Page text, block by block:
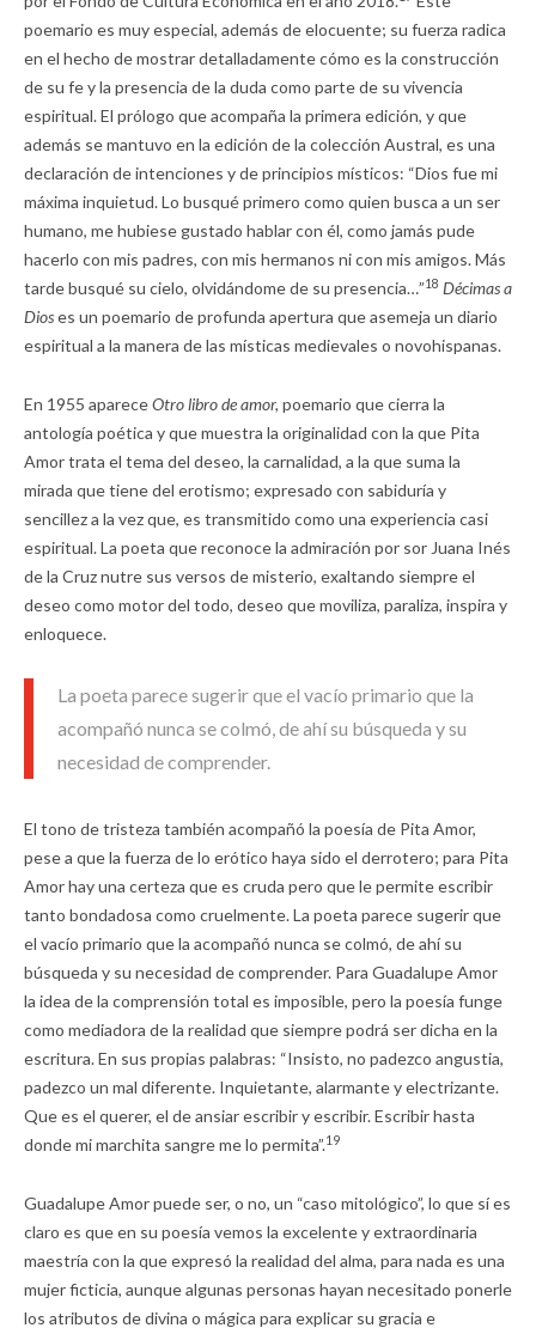
poemario es muy especial, además de elocuente; su fuerza radica
en el hecho de mostrar detalladamente cómo es la construcción
de su fe y la presencia de la duda como parte de su vivencia
espiritual. El prólogo que acompaña la primera edición, y que
además se mantuvo en la edición de la colección Austral, es una
declaración de intenciones y de principios místicos: “Dios fue mi
máxima inquietud. Lo busqué primero como quien busca a un ser
humano, me hubiese gustado hablar con él, como jamás pude
hacerlo con mis padres, con mis hermanos ni con mis amigos. Más
tarde busqué su cielo, olvidándome de su presencia…”18 Décimas a
Dioses un poemario de profunda apertura que asemeja un diario
espiritual a la manera de las místicas medievales o novohispanas.
En 1955 apareceOtro libro de amor, poemario que cierra la
antología poética y que muestra la originalidad con la que Pita
Amor trata el tema del deseo, la carnalidad, a la que suma la
mirada que tiene del erotismo; expresado con sabiduría y
sencillez a la vez que, es transmitido como una experiencia casi
espiritual. La poeta que reconoce la admiración por sor Juana Inés
de la Cruz nutre sus versos de misterio, exaltando siempre el
deseo como motor del todo, deseo que moviliza, paraliza, inspira y
enloquece.
La poeta parece sugerir que el vacío primario que la
acompañó nunca se colmó, de ahí su búsqueda y su
necesidad de comprender.
El tono de tristeza también acompañó la poesía de Pita Amor,
pese a que la fuerza de lo erótico haya sido el derrotero; para Pita
Amor hay una certeza que es cruda pero que le permite escribir
tanto bondadosa como cruelmente. La poeta parece sugerir que
el vacío primario que la acompañó nunca se colmó, de ahí su
búsqueda y su necesidad de comprender. Para Guadalupe Amor
la idea de la comprensión total es imposible, pero la poesía funge
como mediadora de la realidad que siempre podrá ser dicha en la
escritura. En sus propias palabras: “Insisto, no padezco angustia,
padezco un mal diferente. Inquietante, alarmante y electrizante.
Que es el querer, el de ansiar escribir y escribir. Escribir hasta
donde mi marchita sangre me lo permita”.19
Guadalupe Amor puede ser, o no, un “caso mitológico”, lo que sí es
claro es que en su poesía vemos la excelente y extraordinaria
maestría con la que expresó la realidad del alma, para nada es una
mujer ficticia, aunque algunas personas hayan necesitado ponerle
los atributos de divina o mágica para explicar su gracia e